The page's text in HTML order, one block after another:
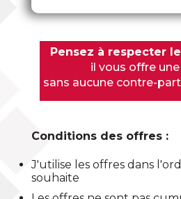
Pensez à respecter
il vous offre
sans aucune contre-
Conditions des offres :
J'utilise les offres dans
souhaite